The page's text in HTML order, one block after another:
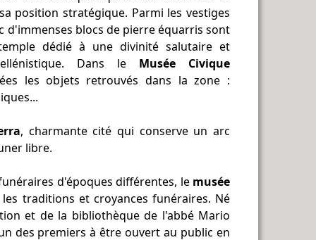
position stratégique. Parmi les vestiges
d'immenses blocs de pierre équarris sont
dédié à une divinité salutaire et
Dans le Musée Civique
les objets retrouvés dans la zone :
, charmante cité qui conserve un arc
libre.
d'époques différentes, le musée
traditions et croyances funéraires. Né
et de la bibliothèque de l'abbé Mario
des premiers à être ouvert au public en